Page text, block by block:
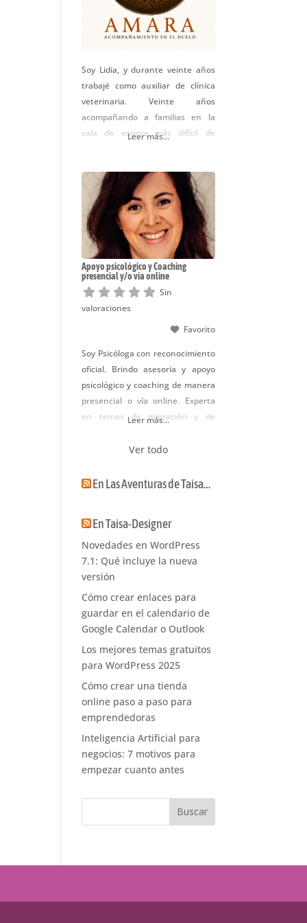
Soy Lidia, y durante veinte años
trabajé como auxiliar de clínica
veterinaria. Veinte años
acompañando a familias en la
sala de espera más difícil de
pérdida — la de los animales y la
de las personas que los querían.
Ese tiempo me enseñó algo que
no se aprende en ningún
Leer más...
Apoyo psicológico y Coaching
presencial y/o vía online
Sin
valoraciones
Favorito
Soy Psicóloga con reconocimiento
oficial. Brindo asesoría y apoyo
psicológico y coaching de manera
presencial o vía online. Experta
en temas de migración y de
relacionados a la crianza. Soy
del colibrí (Edit. Círculo rojo) y de
la crianza
Leer más...
Ver todo
En Las Aventuras de Taisa…
En Taisa-Designer
Novedades en WordPress
7.1: Qué incluye la nueva
versión
Cómo crear enlaces para
guardar en el calendario de
Google Calendar o Outlook
Los mejores temas gratuitos
para WordPress 2025
Cómo crear una tienda
online paso a paso para
emprendedoras
Inteligencia Artificial para
negocios: 7 motivos para
empezar cuanto antes